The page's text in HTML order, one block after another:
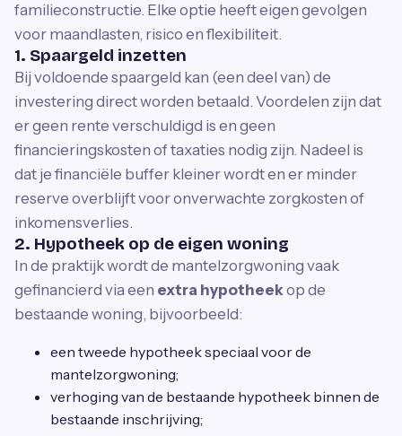
familieconstructie. Elke optie heeft eigen gevolgen
voor maandlasten, risico en flexibiliteit.
1. Spaargeld inzetten
Bij voldoende spaargeld kan (een deel van) de
investering direct worden betaald. Voordelen zijn dat
er geen rente verschuldigd is en geen
financieringskosten of taxaties nodig zijn. Nadeel is
dat je financiële buffer kleiner wordt en er minder
reserve overblijft voor onverwachte zorgkosten of
inkomensverlies.
2. Hypotheek op de eigen woning
In de praktijk wordt de mantelzorgwoning vaak
gefinancierd via een extra hypotheekop de
bestaande woning, bijvoorbeeld:
een tweede hypotheek speciaal voor de
mantelzorgwoning;
verhoging van de bestaande hypotheek binnen de
bestaande inschrijving;